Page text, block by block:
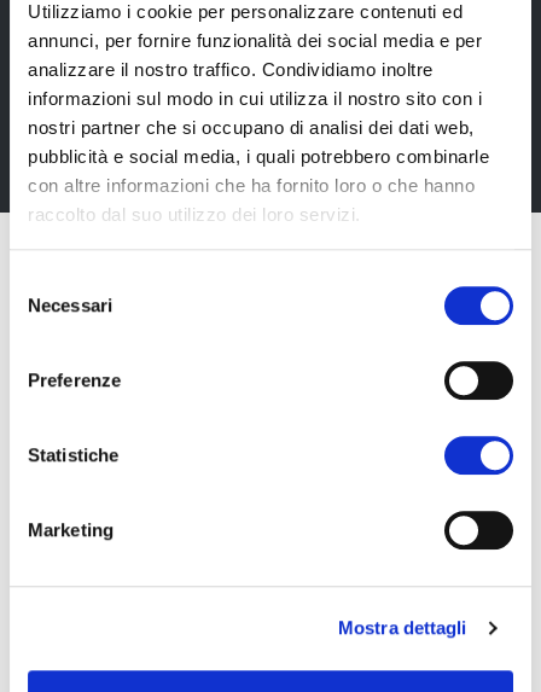
Utilizziamo i cookie per personalizzare contenuti ed
annunci, per fornire funzionalità dei social media e per
analizzare il nostro traffico. Condividiamo inoltre
informazioni sul modo in cui utilizza il nostro sito con i
nostri partner che si occupano di analisi dei dati web,
pubblicità e social media, i quali potrebbero combinarle
con altre informazioni che ha fornito loro o che hanno
raccolto dal suo utilizzo dei loro servizi.
delNecessari
Preferenze
Statistiche
Marketing
Mostra dettagli
Rimani sempre aggiornata*o sui nostri eventi, ricevi
informazioni utili in anteprima! Naturalmente senza
alcun costo.
Iscriviti alla Newsletter
39100 Bolzano BZ